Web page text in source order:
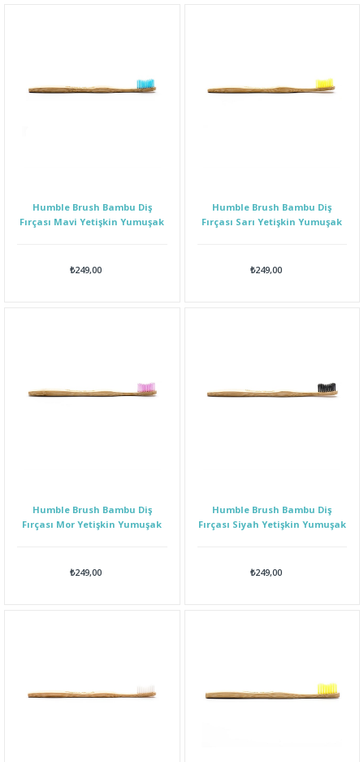
Humble Brush Bambu Diş
Fırçası Mavi Yetişkin Yumuşak
₺249,00
Humble Brush Bambu Diş
Fırçası Sarı Yetişkin Yumuşak
₺249,00
Humble Brush Bambu Diş
Fırçası Mor Yetişkin Yumuşak
₺249,00
Humble Brush Bambu Diş
Fırçası Siyah Yetişkin Yumuşak
₺249,00